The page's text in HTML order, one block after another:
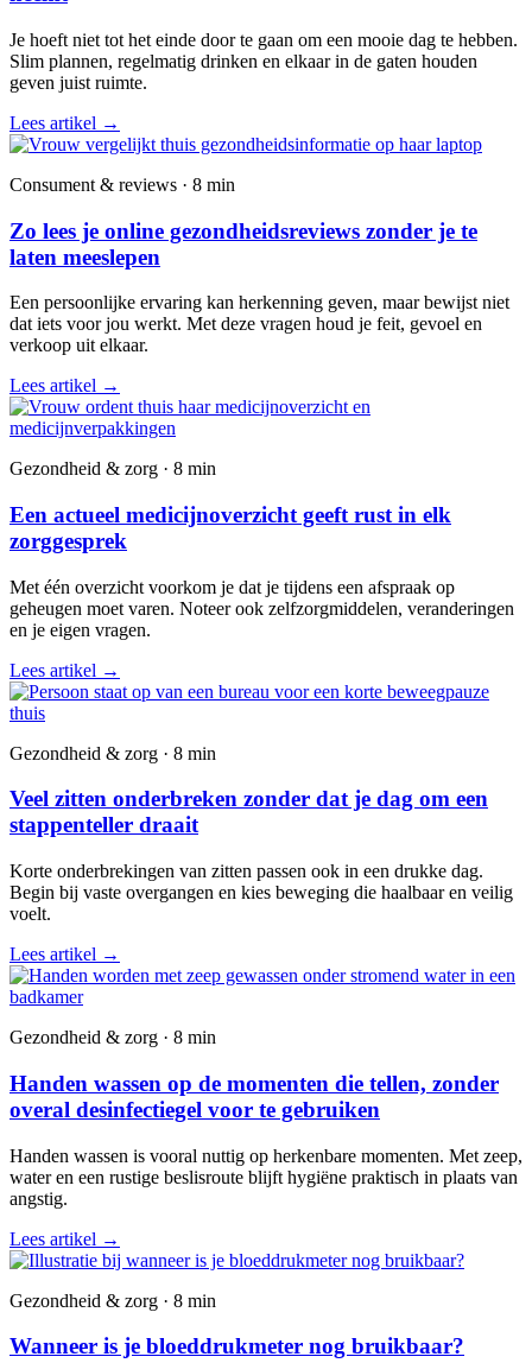
Je hoeft niet tot het einde door te gaan om een mooie dag te hebben.
Slim plannen, regelmatig drinken en elkaar in de gaten houden
geven juist ruimte.
Lees artikel →
Consument & reviews · 8 min
Zo lees je online gezondheidsreviews zonder je te
laten meeslepen
Een persoonlijke ervaring kan herkenning geven, maar bewijst niet
dat iets voor jou werkt. Met deze vragen houd je feit, gevoel en
verkoop uit elkaar.
Lees artikel →
Gezondheid & zorg · 8 min
Een actueel medicijnoverzicht geeft rust in elk
zorggesprek
Met één overzicht voorkom je dat je tijdens een afspraak op
geheugen moet varen. Noteer ook zelfzorgmiddelen, veranderingen
en je eigen vragen.
Lees artikel →
Gezondheid & zorg · 8 min
Veel zitten onderbreken zonder dat je dag om een
stappenteller draait
Korte onderbrekingen van zitten passen ook in een drukke dag.
Begin bij vaste overgangen en kies beweging die haalbaar en veilig
voelt.
Lees artikel →
Gezondheid & zorg · 8 min
Handen wassen op de momenten die tellen, zonder
overal desinfectiegel voor te gebruiken
Handen wassen is vooral nuttig op herkenbare momenten. Met zeep,
water en een rustige beslisroute blijft hygiëne praktisch in plaats van
angstig.
Lees artikel →
Gezondheid & zorg · 8 min
Wanneer is je bloeddrukmeter nog bruikbaar?